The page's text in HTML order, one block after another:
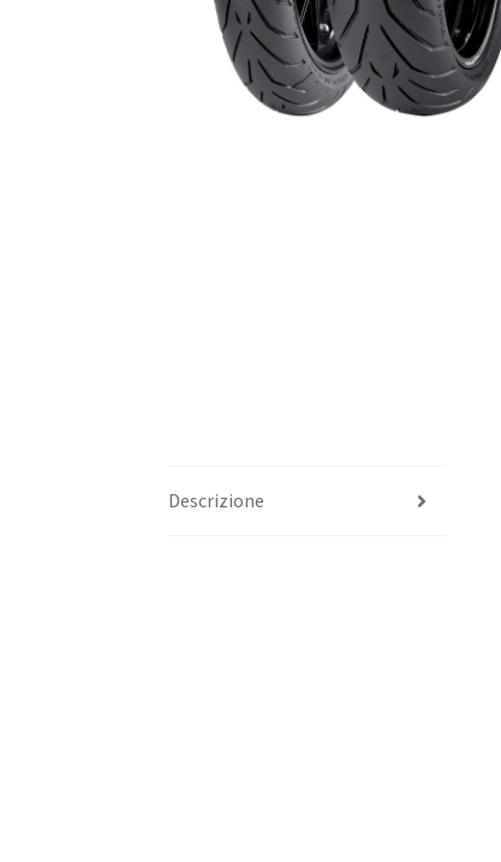
Descrizione